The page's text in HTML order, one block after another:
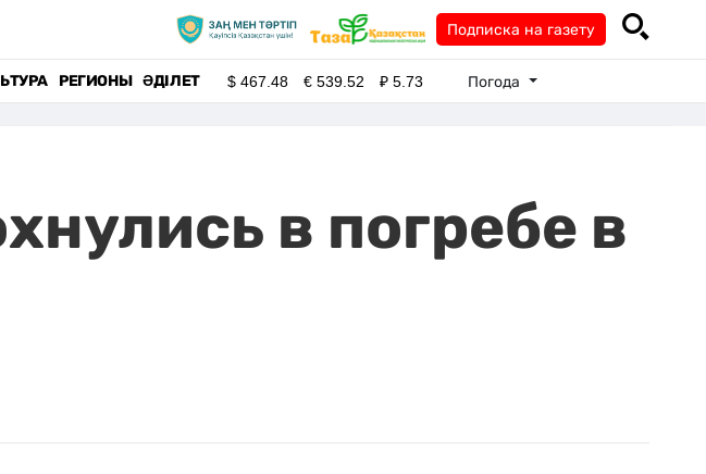
Подписка на газету
РЕГИОНЫ ӘДІЛЕТ $467.48 €539.52 ₽5.73 Погода
в погребе в